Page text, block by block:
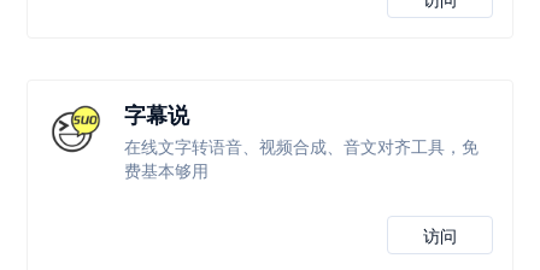
字幕说
在线文字转语音、视频合成、音文对齐工具，免
费基本够用
访问